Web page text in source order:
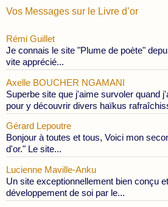
Vos Messages sur le Livre d’or
Rémi Guillet
Je connais le site "Plume de poète"
vite apprécié...
Axelle BOUCHER NGAMANI
Superbe site que j'aime survoler quand
pour y découvrir divers haïkus
Gérard Lepoutre
Bonjour à toutes et tous, Voici mon
d'or." Le site...
Lucienne Maville-Anku
Un site exceptionnellement bien conçu
développement de soi par le...